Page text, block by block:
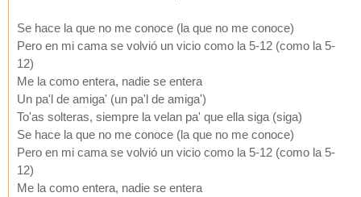
Se hace la que no me conoce (la que no me conoce)
Pero en mi cama se volvió un vicio como la 5-12 (como la 5-
12)
Me la como entera, nadie se entera
Un pa'l de amiga' (un pa'l de amiga')
To'as solteras, siempre la velan pa' que ella siga (siga)
Se hace la que no me conoce (la que no me conoce)
Pero en mi cama se volvió un vicio como la 5-12 (como la 5-
12)
Me la como entera, nadie se entera